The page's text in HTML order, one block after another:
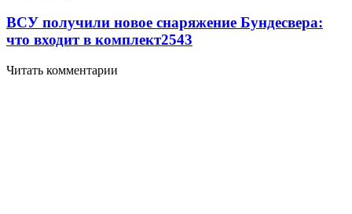
ВСУ получили новое снаряжение Бундесвера:
что входит в комплект2543
Читать комментарии